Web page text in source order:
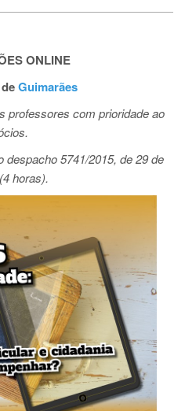
ONLINE
Guimarães
professores com prioridade ao
despacho 5741/2015, de 29 de
horas).